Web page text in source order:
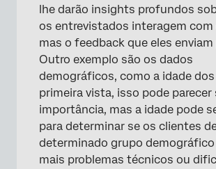
lhe darão insights profundos
os entrevistados interagem com
mas o feedback que eles enviam
Outro exemplo são os dados
demográficos, como a idade
primeira vista, isso pode parecer
importância, mas a idade pode
para determinar se os clientes
determinado grupo demográfico
mais problemas técnicos ou